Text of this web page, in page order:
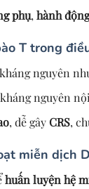
phụ, hành
T trong
nguyên
nguyên
, dễ gâyCRS,
miễn dịch
huấn luyện hệ